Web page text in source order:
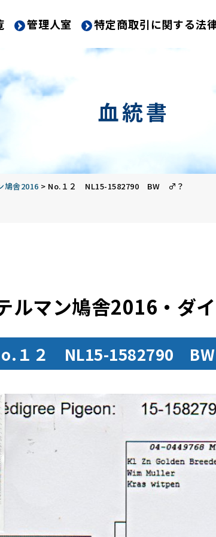
管理人室 特定商取引に関する法
血統書
鳩舎2016 > No.１２ NL15-1582790 BW ♂？
ルマン鳩舎2016・ダ
１２ NL15-1582790